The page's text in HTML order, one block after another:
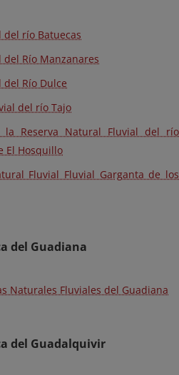
del río Batuecas
del Río Manzanares
del Río Dulce
del río Tajo
la Reserva Natural Fluvial del río
El Hosquillo
Fluvial Fluvial Garganta de los
del Guadiana
Naturales Fluviales del Guadiana
del Guadalquivir